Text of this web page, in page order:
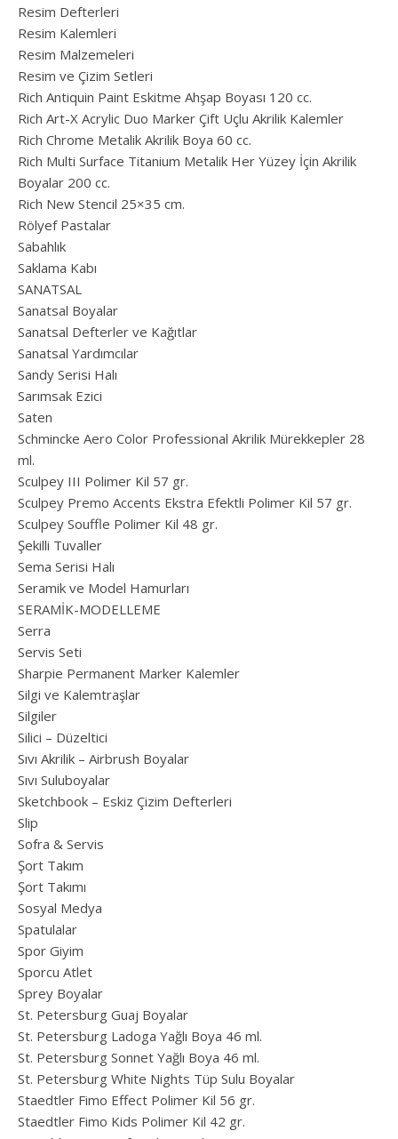
Resim Defterleri
Resim Kalemleri
Resim Malzemeleri
Resim ve Çizim Setleri
Rich Antiquin Paint Eskitme Ahşap Boyası 120 cc.
Rich Art-X Acrylic Duo Marker Çift Uçlu Akrilik Kalemler
Rich Chrome Metalik Akrilik Boya 60 cc.
Rich Multi Surface Titanium Metalik Her Yüzey İçin Akrilik
Boyalar 200 cc.
Rich New Stencil 25×35 cm.
Rölyef Pastalar
Sabahlık
Saklama Kabı
SANATSAL
Sanatsal Boyalar
Sanatsal Defterler ve Kağıtlar
Sanatsal Yardımcılar
Sandy Serisi Halı
Sarımsak Ezici
Saten
Schmincke Aero Color Professional Akrilik Mürekkepler 28
ml.
Sculpey III Polimer Kil 57 gr.
Sculpey Premo Accents Ekstra Efektli Polimer Kil 57 gr.
Sculpey Souffle Polimer Kil 48 gr.
Şekilli Tuvaller
Sema Serisi Halı
Seramik ve Model Hamurları
SERAMİK-MODELLEME
Serra
Servis Seti
Sharpie Permanent Marker Kalemler
Silgi ve Kalemtraşlar
Silgiler
Silici – Düzeltici
Sıvı Akrilik – Airbrush Boyalar
Sıvı Suluboyalar
Sketchbook – Eskiz Çizim Defterleri
Slip
Sofra & Servis
Şort Takım
Şort Takımı
Sosyal Medya
Spatulalar
Spor Giyim
Sporcu Atlet
Sprey Boyalar
St. Petersburg Guaj Boyalar
St. Petersburg Ladoga Yağlı Boya 46 ml.
St. Petersburg Sonnet Yağlı Boya 46 ml.
St. Petersburg White Nights Tüp Sulu Boyalar
Staedtler Fimo Effect Polimer Kil 56 gr.
Staedtler Fimo Kids Polimer Kil 42 gr.